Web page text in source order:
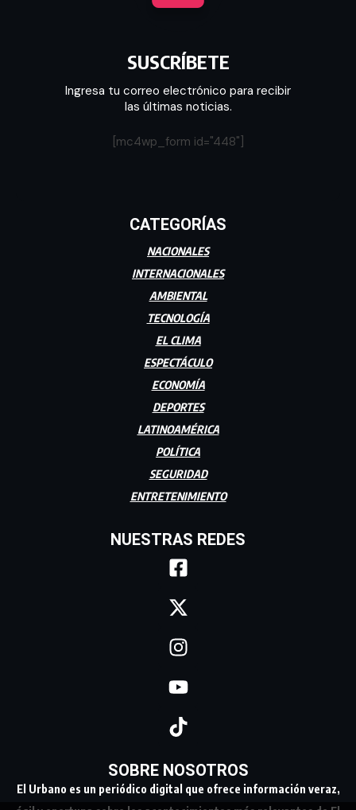
SUSCRÍBETE
Ingresa tu correo electrónico para recibir
las últimas noticias.
[mc4wp_form id="448"]
CATEGORÍAS
NACIONALES
INTERNACIONALES
AMBIENTAL
TECNOLOGÍA
EL CLIMA
ESPECTÁCULO
ECONOMÍA
DEPORTES
LATINOAMÉRICA
POLÍTICA
SEGURIDAD
ENTRETENIMIENTO
NUESTRAS REDES
SOBRE NOSOTROS
El Urbano es un periódico digital que ofrece información veraz,